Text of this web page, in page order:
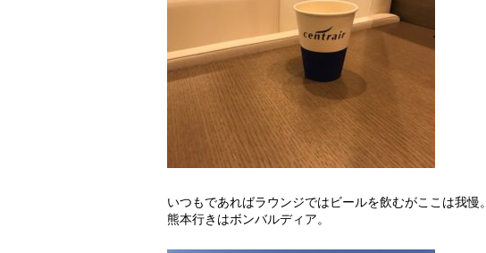
いつもであればラウンジではビールを飲むがここは我慢。
熊本行きはボンバルディア。